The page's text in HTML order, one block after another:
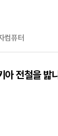
컴퓨터
아 전철을 밟